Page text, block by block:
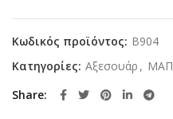
Κωδικός προϊόντος: B904
Κατηγορίες: Αξεσουάρ , ΜΑΠ
Share